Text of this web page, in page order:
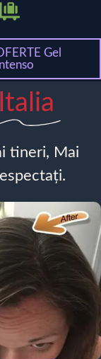
Gel
Intenso
Italia
tineri, Mai